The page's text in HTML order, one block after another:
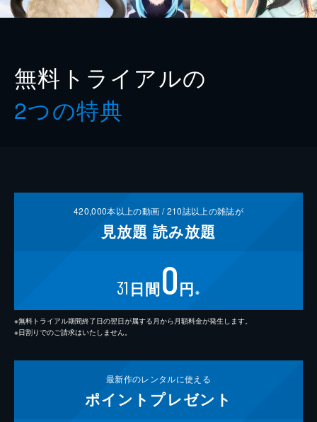
無料トライアルの
2つの特典
420,000本以上の動画 /210誌以上の雑誌が
見放題 読み放題
31 日間0円 ※
※無料トライアル期間終了日の翌日が属する月から月額料金が発生します。
※日割りでのご請求はいたしません。
最新作のレンタルに使える
ポイント プレゼント